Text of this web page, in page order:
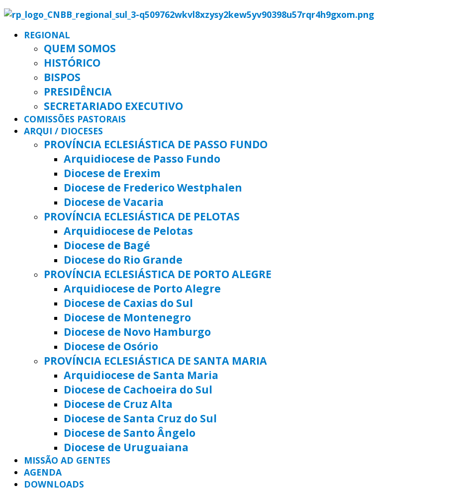
REGIONAL
QUEM SOMOS
HISTÓRICO
BISPOS
PRESIDÊNCIA
SECRETARIADO EXECUTIVO
COMISSÕES PASTORAIS
ARQUI / DIOCESES
PROVÍNCIA ECLESIÁSTICA DE PASSO FUNDO
Arquidiocese de Passo Fundo
Diocese de Erexim
Diocese de Frederico Westphalen
Diocese de Vacaria
PROVÍNCIA ECLESIÁSTICA DE PELOTAS
Arquidiocese de Pelotas
Diocese de Bagé
Diocese do Rio Grande
PROVÍNCIA ECLESIÁSTICA DE PORTO ALEGRE
Arquidiocese de Porto Alegre
Diocese de Caxias do Sul
Diocese de Montenegro
Diocese de Novo Hamburgo
Diocese de Osório
PROVÍNCIA ECLESIÁSTICA DE SANTA MARIA
Arquidiocese de Santa Maria
Diocese de Cachoeira do Sul
Diocese de Cruz Alta
Diocese de Santa Cruz do Sul
Diocese de Santo Ângelo
Diocese de Uruguaiana
MISSÃO AD GENTES
AGENDA
DOWNLOADS